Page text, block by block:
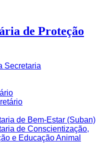
de Proteção
Secretaria
de Bem-Estar (Suban)
de Conscientização,
e Educação Animal